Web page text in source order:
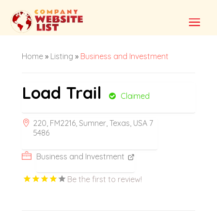
Home» Listing » Business and Investment
Load Trail Claimed
220, FM2216, Sumner, Texas, USA 7
5486
Business and Investment
Be the first to review!